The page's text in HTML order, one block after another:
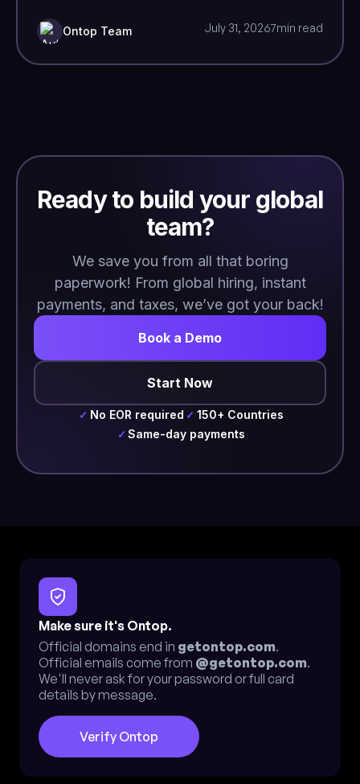
Ontop Team July 31, 20267min read
Ready to build your global
team?
We save you from all that boring
paperwork! From global hiring, instant
payments, and taxes, we’ve got your back!
Book a Demo
Start Now
✓ No EOR required ✓ 150+ Countries
✓ Same-day payments
Make sure it's Ontop.
Official domains end in getontop.com.
Official emails come from @getontop.com.
We'll never ask for your password or full card
details by message.
Verify Ontop